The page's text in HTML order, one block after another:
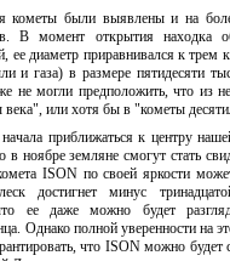
кометы были выявлены и на
В момент открытия находка
ее диаметр приравнивался к трем
и газа) в размере пятидесяти
не могли предположить, что из
века", или хотя бы в "кометы
приближаться к центру
в ноябре земляне смогут стать
ISON по своей яркости
достигнет минус
ее даже можно будет
Однако полной уверенности на
что ISON можно будет